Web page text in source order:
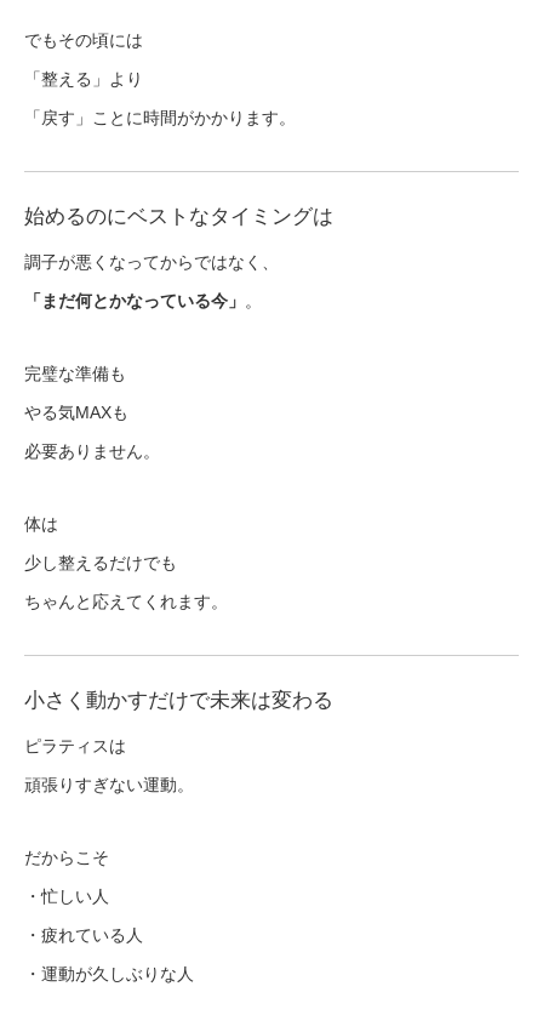
でもその頃には
「整える」より
「戻す」ことに時間がかかります。
始めるのにベストなタイミングは
調子が悪くなってからではなく、
「まだ何とかなっている今」 。
完璧な準備も
やる気MAXも
必要ありません。
体は
少し整えるだけでも
ちゃんと応えてくれます。
小さく動かすだけで未来は変わる
ピラティスは
頑張りすぎない運動。
だからこそ
・忙しい人
・疲れている人
・運動が久しぶりな人